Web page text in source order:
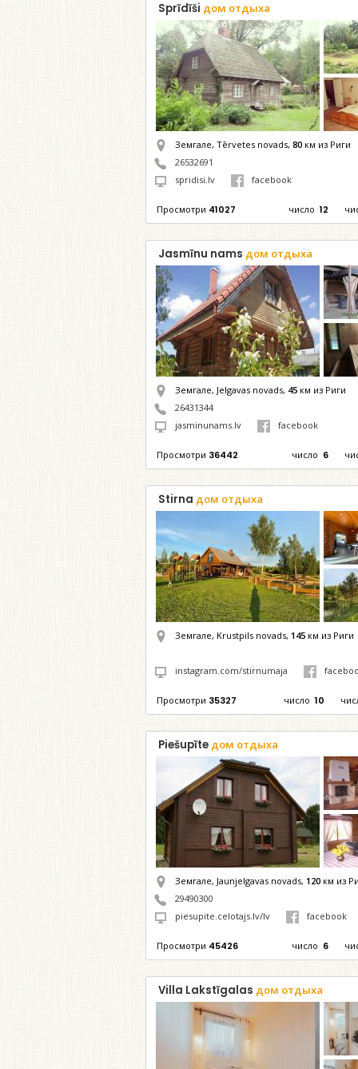
Sprīdīši дом отдыха
Земгале, Tērvetes novads, 80 км из Риги
26532691
spridisi.lv
facebook
Просмотри 41027 число 12
Jasmīnu nams дом отдыха
Земгале, Jelgavas novads, 45 км из Риги
26431344
jasminunams.lv
facebook
Просмотри 36442 число 6
Stirna дом отдыха
Земгале, Krustpils novads, 145 км из Риги
instagram.com/stirnumaja
Просмотри 35327 число 10
Piešupīte дом отдыха
Земгале, Jaunjelgavas novads, 120 км из
29490300
piesupite.celotajs.lv/lv
facebook
Просмотри 45426 число 6
Villa Lakstīgalas дом отдыха